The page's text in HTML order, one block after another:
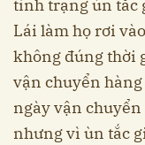
tình trạng ùn tắc
Lái làm họ rơi
không đúng thời
vận chuyển
ngày vận
nhưng vì ùn tắc